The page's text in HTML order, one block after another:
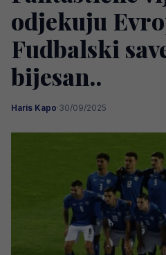
odjekuju
Fudbalski
bijesan..
Haris Kapo·30/09/2025